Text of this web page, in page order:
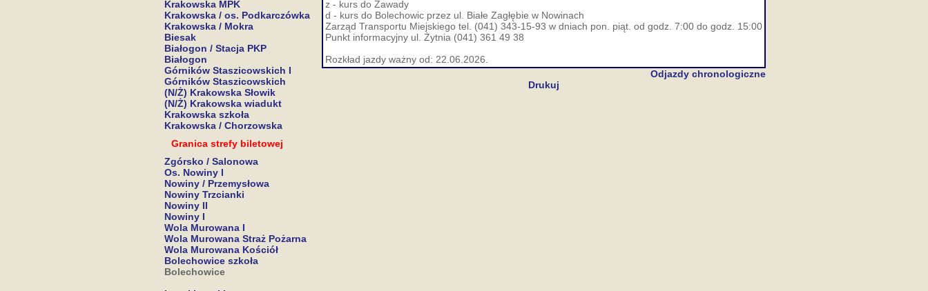
Krakowska MPK
Krakowska / os. Podkarczówka
Krakowska / Mokra
Biesak
Białogon / Stacja PKP
Białogon
Górników Staszicowskich I
Górników Staszicowskich
(N/Ż) Krakowska Słowik
(N/Ż) Krakowska wiadukt
Krakowska szkoła
Krakowska / Chorzowska
Granica strefy biletowej
Zgórsko / Salonowa
Os. Nowiny I
Nowiny / Przemysłowa
Nowiny Trzcianki
Nowiny II
Nowiny I
Wola Murowana I
Wola Murowana Straż Pożarna
Wola Murowana Kościół
Bolechowice szkoła
Bolechowice
z - kurs do Zawady
d - kurs do Bolechowic przez ul. Białe Zagłębie w Nowinach
Zarząd Transportu Miejskiego tel. (041) 343-15-93 w dniach pon. piąt. od godz. 7:00 do godz. 15:00
Punkt informacyjny ul. Żytnia (041) 361 49 38
Rozkład jazdy ważny od: 22.06.2026.
Odjazdy chronologiczne
Drukuj